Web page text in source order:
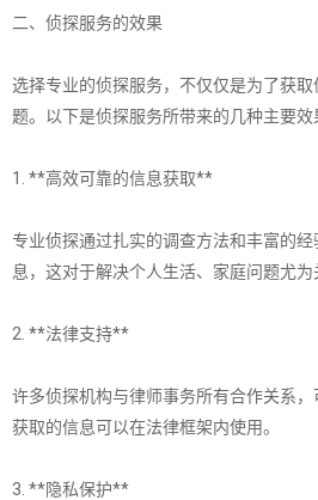
二、侦探服务的效果
选择专业的侦探服务，不仅仅是为了获
题。以下是侦探服务所带来的几种主要效
1. **高效可靠的信息获取**
专业侦探通过扎实的调查方法和丰富的
息，这对于解决个人生活、家庭问题尤为
2. **法律支持**
许多侦探机构与律师事务所有合作关系
获取的信息可以在法律框架内使用。
3. **隐私保护**